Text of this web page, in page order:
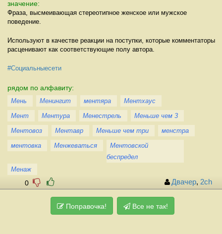
значение:
Фраза, высмеивающая стереотипное женское или мужское
поведение.
Используют в качестве реакции на поступки, которые комментаторы
расценивают как соответствующие полу автора.
#Социальныесети
рядом по алфавиту:
Мень Менингит ментяра
Ментхаус
Мент
Ментура Менестрель
Меньше чем 3
Ментовоз
Ментавр Меньше чем три
менстра
ментовка
Менжеваться
Ментовской
беспредел
Менаж
0 Двачер, 2ch
Поправочка! Все не так!